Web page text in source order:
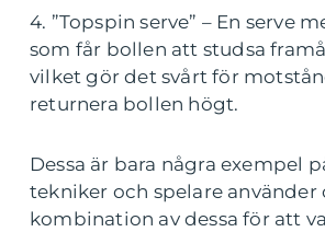
4. ”Topspin serve” – En serve
som får bollen att studsa
vilket gör det svårt för
returnera bollen högt.
Dessa är bara några exempel
tekniker och spelare använder
kombination av dessa för att